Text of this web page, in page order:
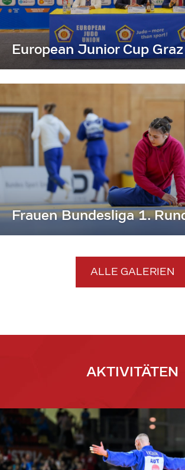
European Junior Cup Graz
Frauen Bundesliga 1.
ALLE GALERIEN
AKTIVITÄTEN